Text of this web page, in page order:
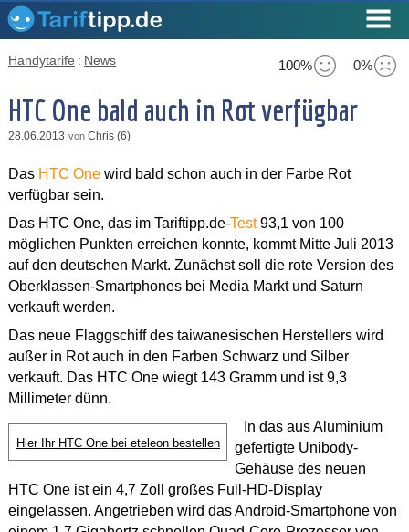
100% 0%
Handytarife : News
HTC One bald auch in Rot verfügbar
28.06.2013 von Chris (6)
Das HTC Onewird bald schon auch in der Farbe Rot
verfügbar sein.
Das HTC One, das im Tariftipp.de-Test93,1 von 100
möglichen Punkten erreichen konnte, kommt Mitte Juli 2013
auf den deutschen Markt. Zunächst soll die rote Version des
Oberklassen-Smartphones bei Media Markt und Saturn
verkauft werden.
Das neue Flaggschiff des taiwanesischen Herstellers wird
außer in Rot auch in den Farben Schwarz und Silber
verkauft. Das HTC One wiegt 143 Gramm und ist 9,3
Millimeter dünn.
Hier Ihr HTC One bei eteleon bestellen
In das aus Aluminium
gefertigte Unibody-
Gehäuse des neuen
HTC One ist ein 4,7 Zoll großes Full-HD-Display
eingelassen. Angetrieben wird das Android-Smartphone von